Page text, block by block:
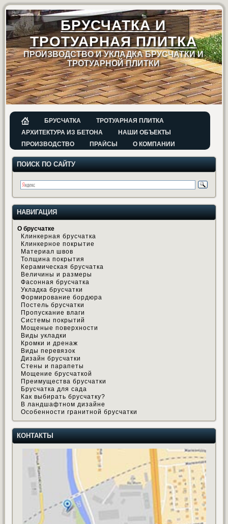
БРУСЧАТКА И
ТРОТУАРНАЯ ПЛИТКА
ПРОИЗВОДСТВО И УКЛАДКА БРУСЧАТКИ И
ТРОТУАРНОЙ ПЛИТКИ
БРУСЧАТКА
ТРОТУАРНАЯ ПЛИТКА
АРХИТЕКТУРА ИЗ БЕТОНА
НАШИ ОБЪЕКТЫ
ПРОИЗВОДСТВО
ПРАЙСЫ О КОМПАНИИ
ПОИСК ПО САЙТУ
НАВИГАЦИЯ
О брусчатке
Клинкерная брусчатка
Клинкерное покрытие
Материал швов
Толщина покрытия
Керамическая брусчатка
Величины и размеры
Фасонная брусчатка
Укладка брусчатки
Формирование бордюра
Постель брусчатки
Пропускание влаги
Системы покрытий
Мощеные поверхности
Виды укладки
Кромки и дренаж
Виды перевязок
Дизайн брусчатки
Стены и парапеты
Мощение брусчаткой
Преимущества брусчатки
Брусчатка для сада
Как выбирать брусчатку?
В ландшафтном дизайне
Особенности гранитной брусчатки
КОНТАКТЫ